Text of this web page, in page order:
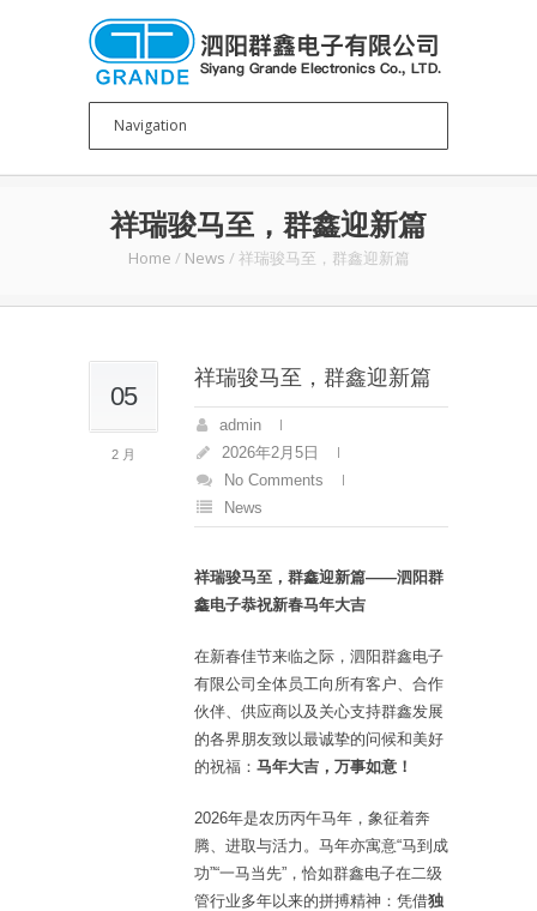
祥瑞骏马至，群鑫迎新篇
Home / News / 祥瑞骏马至，群鑫迎新篇
05
2 月
祥瑞骏马至，群鑫迎新篇
admin
2026年2月5日
No Comments
News
祥瑞骏马至，群鑫迎新篇——泗阳群
鑫电子恭祝新春马年大吉
在新春佳节来临之际，泗阳群鑫电子
有限公司全体员工向所有客户、合作
伙伴、供应商以及关心支持群鑫发展
的各界朋友致以最诚挚的问候和美好
的祝福： 马年大吉，万事如意！
2026年是农历丙午马年，象征着奔
腾、进取与活力。马年亦寓意“马到成
功”“一马当先”，恰如群鑫电子在二级
管行业多年以来的拼搏精神：凭借独